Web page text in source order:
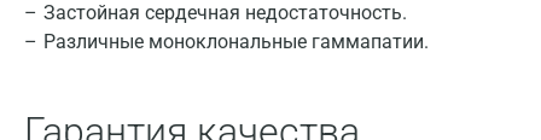
Застойная сердечная недостаточность.
Различные моноклональные гаммапатии.
Дзержинск
Дмитров